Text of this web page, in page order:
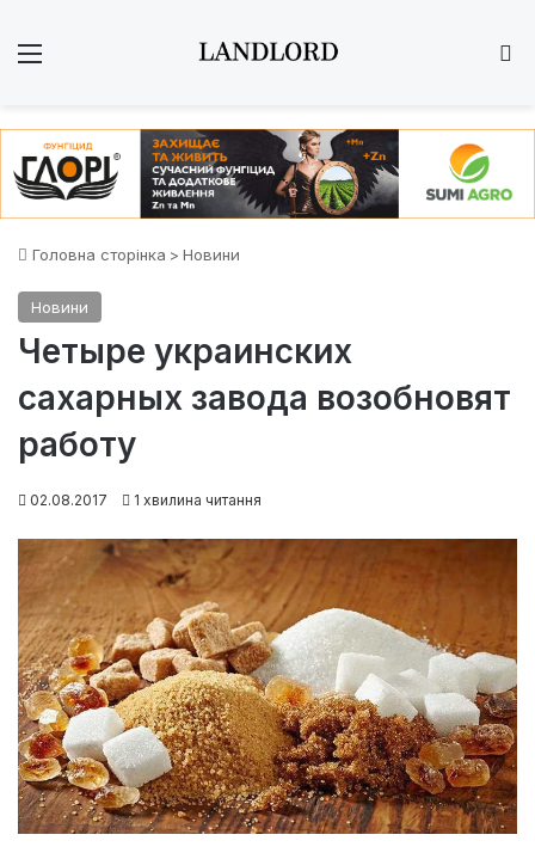
Головна сторінка > Новини
Новини
Четыре украинских
сахарных завода возобновят
работу
02.08.2017 1 хвилина читання